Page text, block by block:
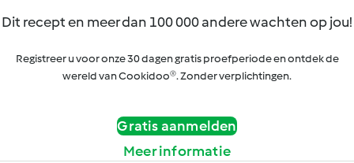
Dit recept en meer dan 100 000 andere wachten op jou!
Registreer u voor onze 30 dagen gratis proefperiode en ontdek de
wereld van Cookidoo®. Zonder verplichtingen.
Gratis aanmelden
Meer informatie